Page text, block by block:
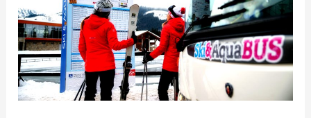
LIPTOWIE